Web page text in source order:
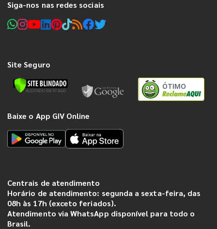
Siga-nos nas redes sociais
Site Seguro
ÓTIMO
Baixe o App GIV Online
Centrais de atendimento
Horário de atendimento: segunda a sexta-feira, das
08h às 17h (exceto feriados).
Atendimento via WhatsApp disponível para todo o
Brasil.